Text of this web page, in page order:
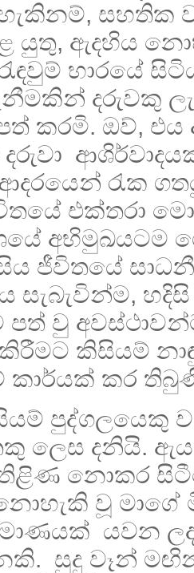
සහතික
යුතු, ඇදහිය
භාරයේ
දරුවකු
කරමි. ඔව්, එය
රැක
එක්තරා
අභිමුඛයටම
ජීවිතයේ
සැබැවින්ම,
පත් වු
කිසියම්
කාර්යක් කර
පුද්ග‍ලයෙකු
ලෙස දනියි.
නොකර
වූ මාගේ
යවන
සුදු වෑන්